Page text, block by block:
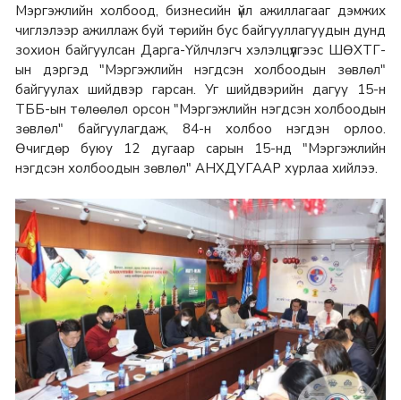
Мэргэжлийн холбоод, бизнесийн үйл ажиллагааг дэмжих
чиглэлээр ажиллаж буй төрийн бус байгууллагуудын дунд
зохион байгуулсан Дарга-Үйлчлэгч хэлэлцүүлгээс ШӨХТГ-
ын дэргэд "Мэргэжлийн нэгдсэн холбоодын зөвлөл"
байгуулах шийдвэр гарсан. Уг шийдвэрийн дагуу 15-н
ТББ-ын төлөөлөл орсон "Мэргэжлийн нэгдсэн холбоодын
зөвлөл" байгуулагдаж, 84-н холбоо нэгдэн орлоо.
Өчигдөр буюу 12 дугаар сарын 15-нд "Мэргэжлийн
нэгдсэн холбоодын зөвлөл" АНХДУГААР хурлаа хийлээ.